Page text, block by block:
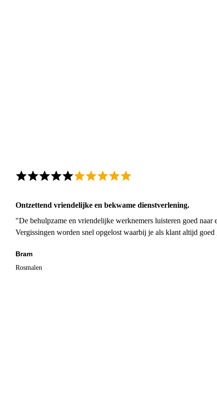
Ontzettend vriendelijke en bekwame dienstverlening.
"De behulpzame en vriendelijke werknemers luisteren goed naar
Vergissingen worden snel opgelost waarbij je als klant altijd
Bram
Rosmalen